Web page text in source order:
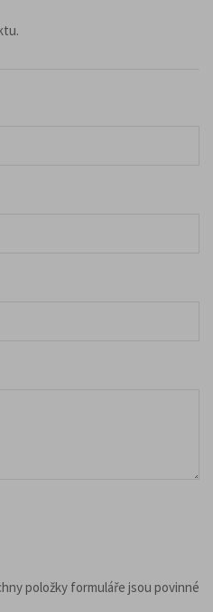
položky formuláře jsou povinné